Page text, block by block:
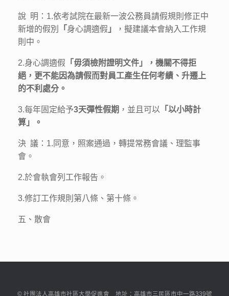
說 明：1.依考試院在最新一波公務員請假規則修正中
新增的假別
「 身心調適假 」
，擬建議本會納入工作規
則中。
2.身心調適假 「毋須檢附證明文件」，機關不得拒
絕，更不能因為請假而對員工產生任何考績、升遷上
的不利處分。
3.每年固定給予3天彈性假期 ，並且可以 「以小時計
算」。
決 議：1.同意，照案通過，轉提常務會議、理監事
會。
2.於會執會列工作報告。
3.修訂工作規則第八條、第十條。
五、散會
© 社團法人高雄市社區大學促進會 地址：高雄市三民區市中一路339號